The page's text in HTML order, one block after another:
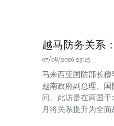
越马防务关系
07/08/2026 23:15
马来西亚国防部长穆
越南政府副总理、
问。此访是在两国
月将关系提升为全面